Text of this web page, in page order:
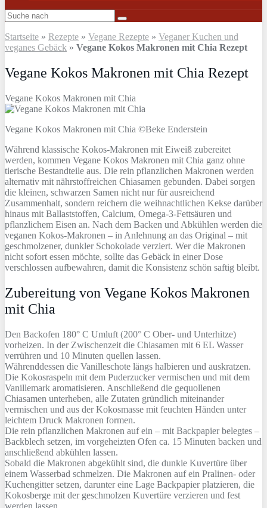
Startseite » Rezepte » Vegane Rezepte » Veganer Kuchen und
veganes Gebäck » Vegane Kokos Makronen mit Chia Rezept
Vegane Kokos Makronen mit Chia Rezept
Vegane Kokos Makronen mit Chia
Vegane Kokos Makronen mit Chia ©Beke Enderstein
Während klassische Kokos-Makronen mit Eiweiß zubereitet
werden, kommen Vegane Kokos Makronen mit Chia ganz ohne
tierische Bestandteile aus. Die rein pflanzlichen Makronen werden
alternativ mit nährstoffreichen Chiasamen gebunden. Dabei sorgen
die kleinen, schwarzen Samen nicht nur für ausreichend
Zusammenhalt, sondern reichern die weihnachtlichen Kekse darüber
hinaus mit Ballaststoffen, Calcium, Omega-3-Fettsäuren und
pflanzlichem Eisen an. Nach dem Backen und Abkühlen werden die
veganen Kokos-Makronen – in Anlehnung an das Original – mit
geschmolzener, dunkler Schokolade verziert. Wer die Makronen
nicht sofort essen möchte, sollte das Gebäck in einer Dose
verschlossen aufbewahren, damit die Konsistenz schön saftig bleibt.
Zubereitung von Vegane Kokos Makronen
mit Chia
Den Backofen 180° C Umluft (200° C Ober- und Unterhitze)
vorheizen. In der Zwischenzeit die Chiasamen mit 6 EL Wasser
verrühren und 10 Minuten quellen lassen.
Währenddessen die Vanilleschote längs halbieren und auskratzen.
Die Kokosraspeln mit dem Puderzucker vermischen und mit dem
Vanillemark aromatisieren. Anschließend die gequollenen
Chiasamen unterheben, alle Zutaten gründlich miteinander
vermischen und aus der Kokosmasse mit feuchten Händen unter
leichtem Druck Makronen formen.
Die rein pflanzlichen Makronen auf ein – mit Backpapier belegtes –
Backblech setzen, im vorgeheizten Ofen ca. 15 Minuten backen und
anschließend abkühlen lassen.
Sobald die Makronen abgekühlt sind, die dunkle Kuvertüre über
einem Wasserbad schmelzen. Die Makronen auf ein Pralinen- oder
Kuchengitter setzen, darunter eine Lage Backpapier platzieren, die
Kokosberge mit der geschmolzen Kuvertüre verzieren und fest
werden lassen.